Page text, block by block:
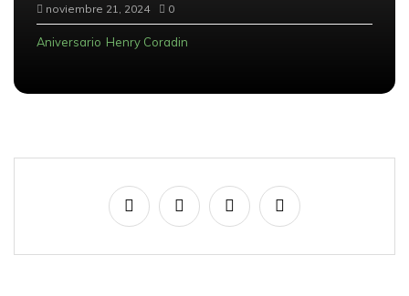
noviembre 21, 2024 0
Aniversario Henry Coradin